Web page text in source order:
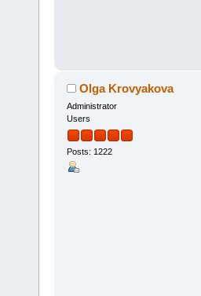
Olga Krovyakova
Administrator
Users
Posts: 1222